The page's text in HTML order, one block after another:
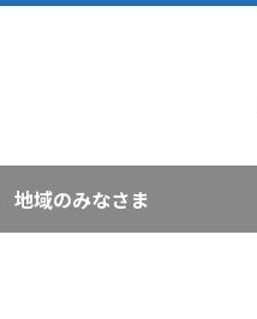
地域のみなさま